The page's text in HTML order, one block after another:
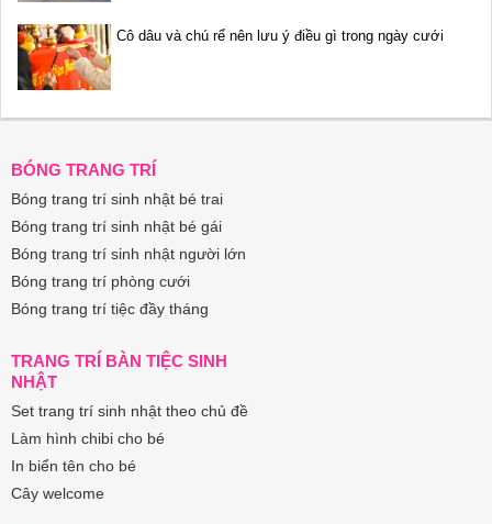
Cô dâu và chú rể nên lưu ý điều gì trong ngày cưới
BÓNG TRANG TRÍ
Bóng trang trí sinh nhật bé trai
Bóng trang trí sinh nhật bé gái
Bóng trang trí sinh nhật người lớn
Bóng trang trí phòng cưới
Bóng trang trí tiệc đầy tháng
TRANG TRÍ BÀN TIỆC SINH
NHẬT
Set trang trí sinh nhật theo chủ đề
Làm hình chibi cho bé
In biển tên cho bé
Cây welcome